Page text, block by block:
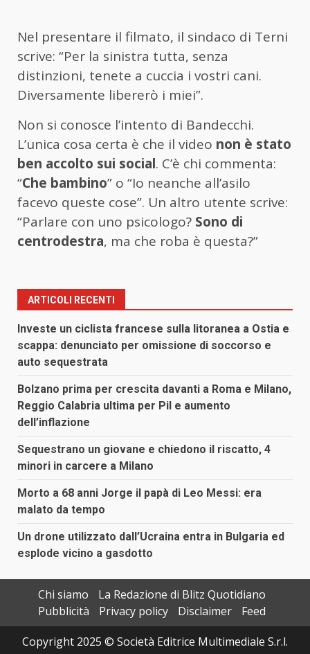
Nel presentare il filmato, il sindaco di Terni
scrive: “Per la sinistra tutta, senza
distinzioni, tenete a cuccia i vostri cani.
Diversamente libererò i miei”.
Non si conosce l’intento di Bandecchi.
L’unica cosa certa è che il video non è stato
ben accolto sui social. C’è chi commenta:
“Che bambino” o “Io neanche all’asilo
facevo queste cose”. Un altro utente scrive:
“Parlare con uno psicologo? Sono di
centrodestra, ma che roba è questa?”
ARTICOLI RECENTI
Investe un ciclista francese sulla litoranea a Ostia e
scappa: denunciato per omissione di soccorso e
auto sequestrata
Bolzano prima per crescita davanti a Roma e Milano,
Reggio Calabria ultima per Pil e aumento
dell’inflazione
Sequestrano un giovane e chiedono il riscatto, 4
minori in carcere a Milano
Morto a 68 anni Jorge il papà di Leo Messi: era
malato da tempo
Un drone utilizzato dall’Ucraina entra in Bulgaria ed
esplode vicino a gasdotto
Chi siamo
La Redazione di Blitz Quotidiano
Pubblicità
Privacy policy Disclaimer
Feed
Copyright 2025 © Società Editrice Multimediale S.r.l.